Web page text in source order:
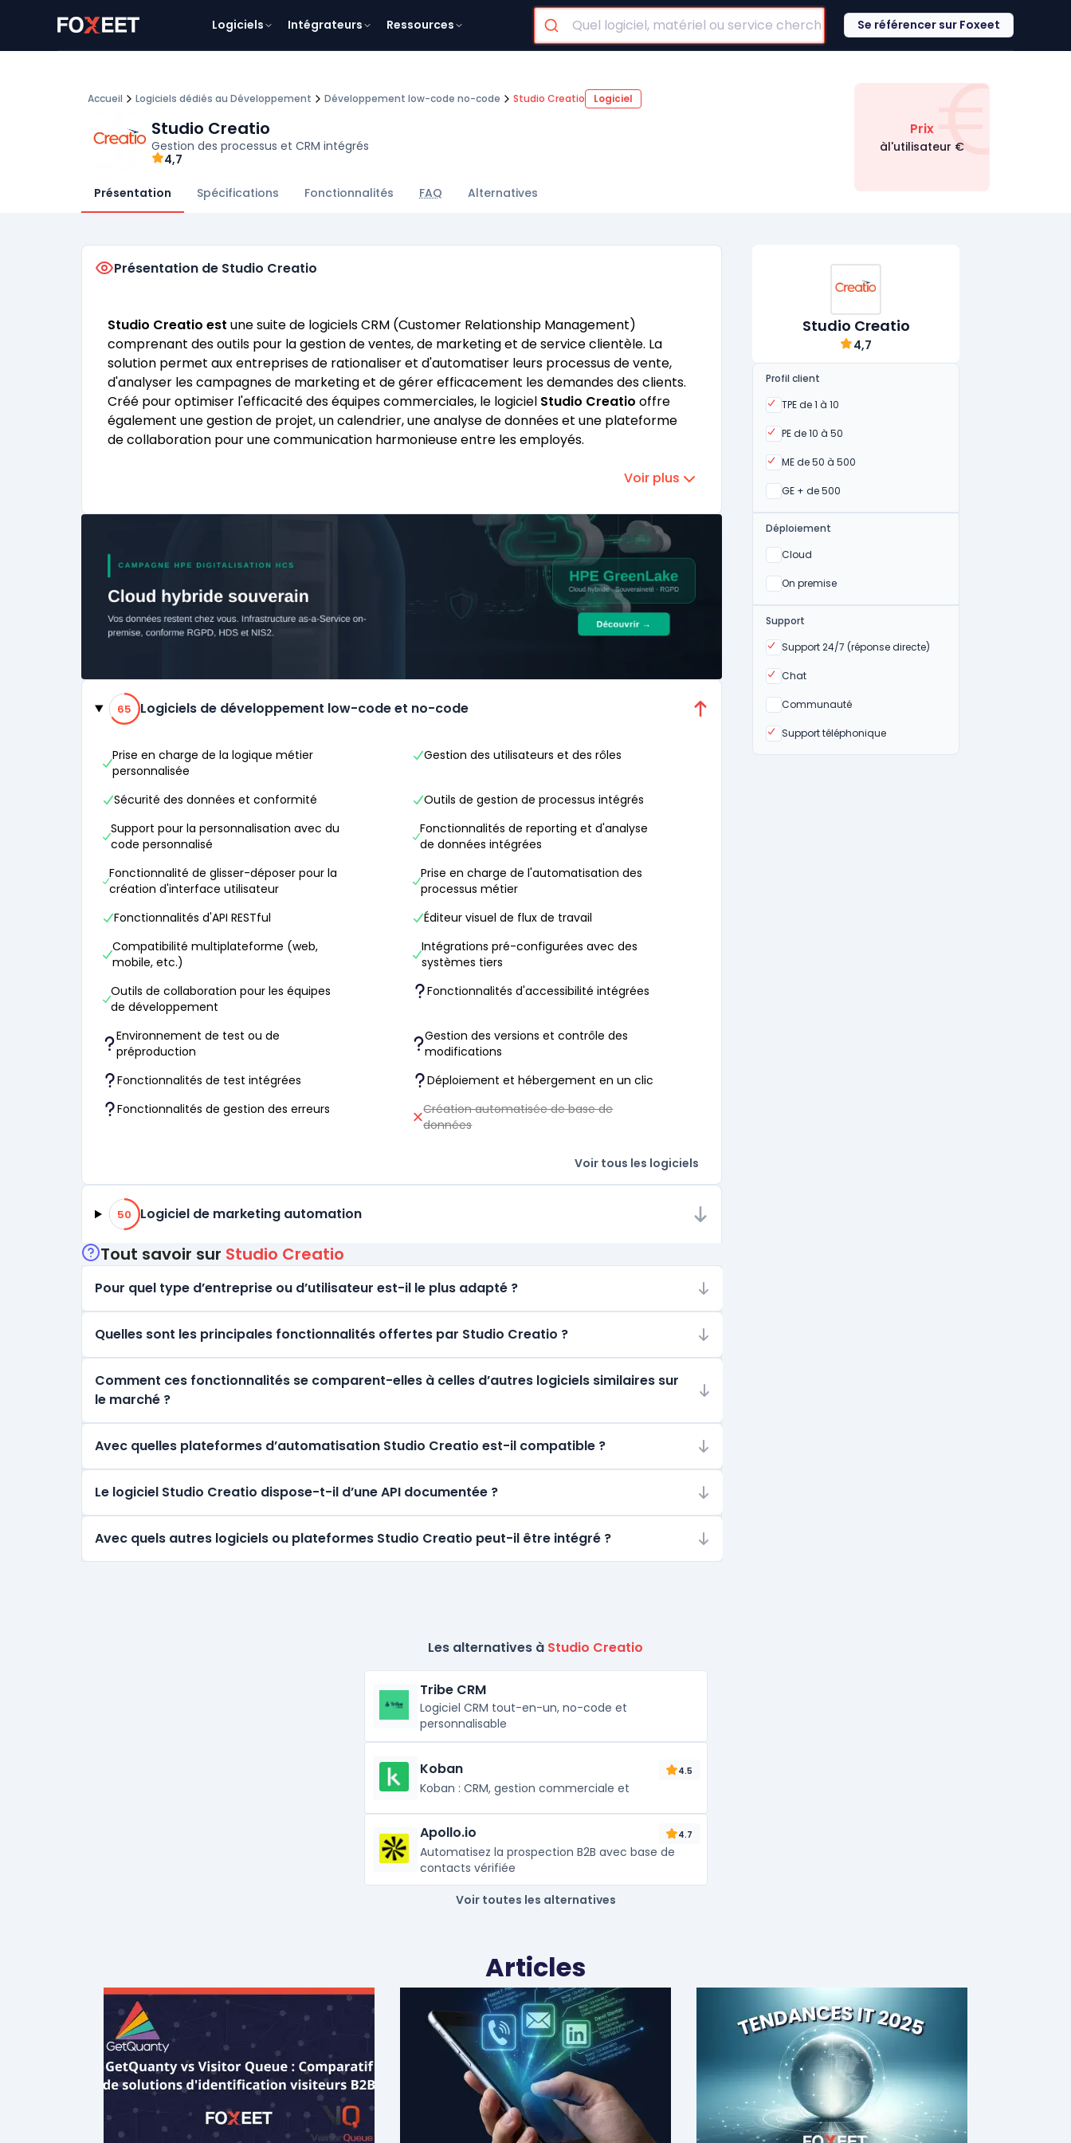
Logiciels Intégrateurs Ressources Se référencer sur Foxeet
Accueil Logiciels dédiés au Développement Développement low-code no-code Studio Creatio Logiciel
Studio Creatio
Gestion des processus et CRM intégrés
4,7
Présentation Spécifications Fonctionnalités FAQ Alternatives
€
Prix
àl'utilisateur €
Studio Creatio
4,7
Profil client
TPE de 1 à 10
Oui
PE de 10 à 50
Oui
ME de 50 à 500
Oui
GE + de 500
Oui
Déploiement
Cloud
Oui
On premise
Oui
Support
Support 24/7 (réponse directe)
Oui
Chat
Oui
Communauté
Non
Support téléphonique
Oui
Présentation de Studio Creatio
Studio Creatio est une suite de logiciels CRM (Customer Relationship Management)
comprenant des outils pour la gestion de ventes, de marketing et de service clientèle. La
solution permet aux entreprises de rationaliser et d'automatiser leurs processus de vente,
d'analyser les campagnes de marketing et de gérer efficacement les demandes des clients.
Créé pour optimiser l'efficacité des équipes commerciales, le logiciel Studio Creatio offre
également une gestion de projet, un calendrier, une analyse de données et une plateforme
de collaboration pour une communication harmonieuse entre les employés.
Voir plus
Catégories
65% de compatibilité
65 Logiciels de développement low-code et no-code
Prise en charge de la logique métier
personnalisée
Gestion des utilisateurs et des rôles
Sécurité des données et conformité
Outils de gestion de processus intégrés
Support pour la personnalisation avec du
code personnalisé
Fonctionnalités de reporting et d'analyse
de données intégrées
Fonctionnalité de glisser-déposer pour la
création d'interface utilisateur
Prise en charge de l'automatisation des
processus métier
Fonctionnalités d'API RESTful
Éditeur visuel de flux de travail
Compatibilité multiplateforme (web,
mobile, etc.)
Intégrations pré-configurées avec des
systèmes tiers
Outils de collaboration pour les équipes
de développement
Fonctionnalités d'accessibilité intégrées
Environnement de test ou de
préproduction
Gestion des versions et contrôle des
modifications
Fonctionnalités de test intégrées
Déploiement et hébergement en un clic
Fonctionnalités de gestion des erreurs
Création automatisée de base de
données
Voir tous les logiciels
50% de compatibilité
50 Logiciel de marketing automation
Tout savoir sur Studio Creatio
Pour quel type d’entreprise ou d’utilisateur est-il le plus adapté ?
Quelles sont les principales fonctionnalités offertes par Studio Creatio ?
Comment ces fonctionnalités se comparent-elles à celles d’autres logiciels similaires sur
le marché ?
Avec quelles plateformes d’automatisation Studio Creatio est-il compatible ?
Le logiciel Studio Creatio dispose-t-il d’une API documentée ?
Avec quels autres logiciels ou plateformes Studio Creatio peut-il être intégré ?
Les alternatives à Studio Creatio
Tribe CRM
Logiciel CRM tout-en-un, no-code et
personnalisable
Koban 4.5
Koban : CRM, gestion commerciale et
Apollo.io 4.7
Automatisez la prospection B2B avec base de
contacts vérifiée
Voir toutes les alternatives
Articles